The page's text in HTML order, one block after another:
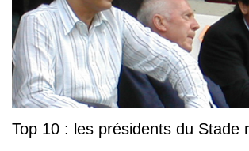
Top 10 : les présidents du Stade